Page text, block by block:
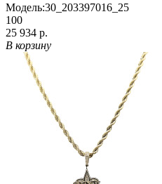
Модель:30_203397016_25
100
25 934 р.
В корзину